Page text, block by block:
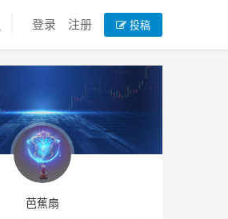
登录 注册 投稿
芭蕉扇